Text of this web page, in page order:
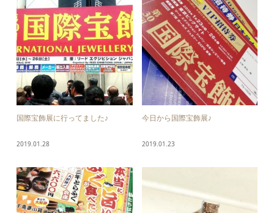
国際宝飾展に行ってました♪
2019.01.28
今日から国際宝飾展♪
2019.01.23